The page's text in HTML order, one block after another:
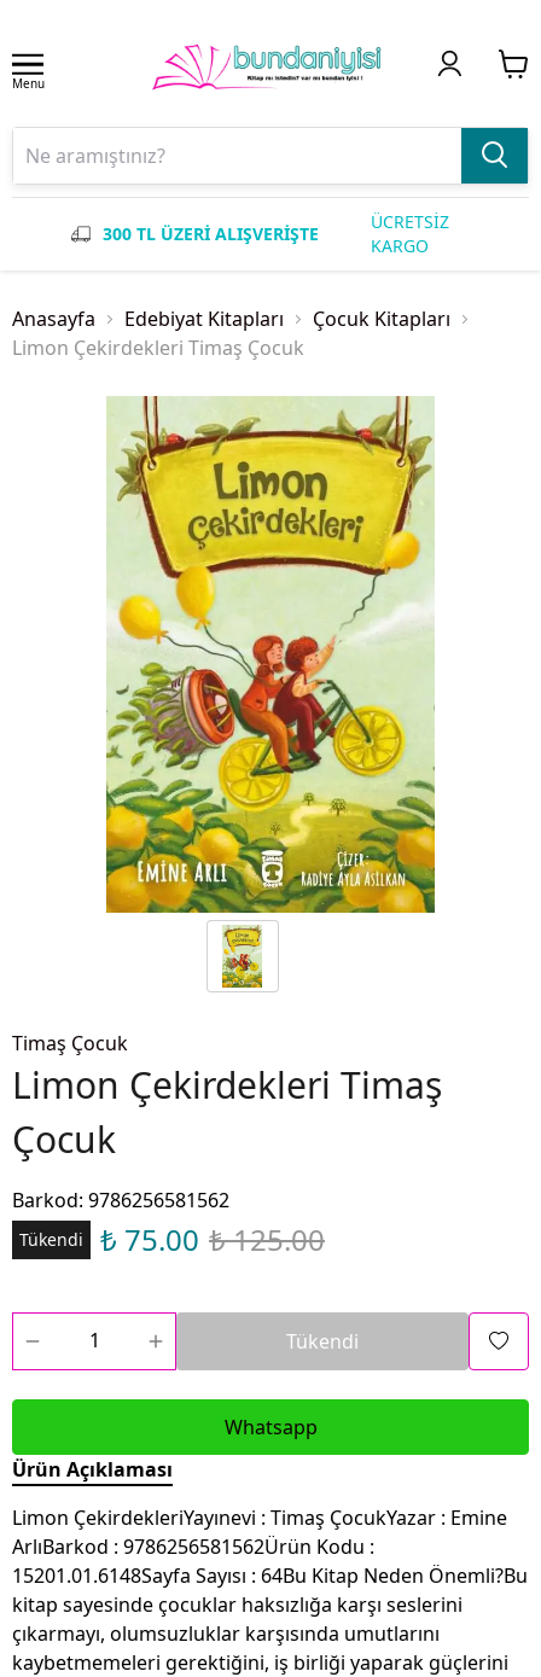
Menu
300 TL ÜZERİ ALIŞVERİŞTE
ÜCRETSİZ
KARGO
Anasayfa Edebiyat Kitapları
Çocuk Kitapları
Limon Çekirdekleri Timaş Çocuk
Timaş Çocuk
Limon Çekirdekleri Timaş
Çocuk
Barkod: 9786256581562
Tükendi ₺ 75.00 ₺ 125.00
Tükendi
Whatsapp
Ürün Açıklaması
Limon ÇekirdekleriYayınevi : Timaş ÇocukYazar : Emine
ArlıBarkod : 9786256581562Ürün Kodu :
15201.01.6148Sayfa Sayısı : 64Bu Kitap Neden Önemli?Bu
kitap sayesinde çocuklar haksızlığa karşı seslerini
çıkarmayı, olumsuzluklar karşısında umutlarını
kaybetmemeleri gerektiğini, iş birliği yaparak güçlerini